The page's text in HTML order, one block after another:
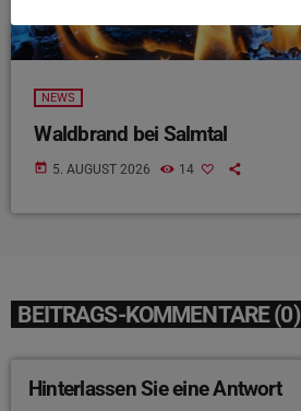
NEWS
Waldbrand bei Salmtal
today 5. AUGUST 2026 14
BEITRAGS-KOMMENTARE (0)
Hinterlassen Sie eine Antwort